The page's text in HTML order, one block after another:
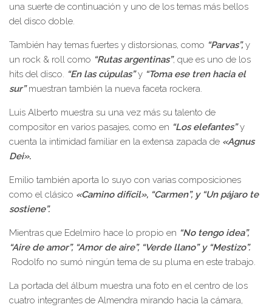
una suerte de continuación y uno de los temas más bellos
del disco doble.
También hay temas fuertes y distorsionas, como “Parvas”,y
un rock & roll como “Rutas argentinas”, que es uno de los
hits del disco. “En las cúpulas” y “Toma ese tren hacia el
sur”muestran también la nueva faceta rockera.
Luis Alberto muestra su una vez más su talento de
compositor en varios pasajes, como en “Los elefantes”y
cuenta la intimidad familiar en la extensa zapada de «Agnus
Dei».
Emilio también aporta lo suyo con varias composiciones
como el clásico «Camino difícil», “Carmen”, y “Un pájaro te
sostiene”.
Mientras que Edelmiro hace lo propio en “No tengo idea”,
“Aire de amor”, “Amor de aire”, “Verde llano” y “Mestizo”.
Rodolfo no sumó ningún tema de su pluma en este trabajo.
La portada del álbum muestra una foto en el centro de los
cuatro integrantes de Almendra mirando hacia la cámara,